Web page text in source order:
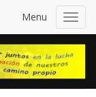
Menu